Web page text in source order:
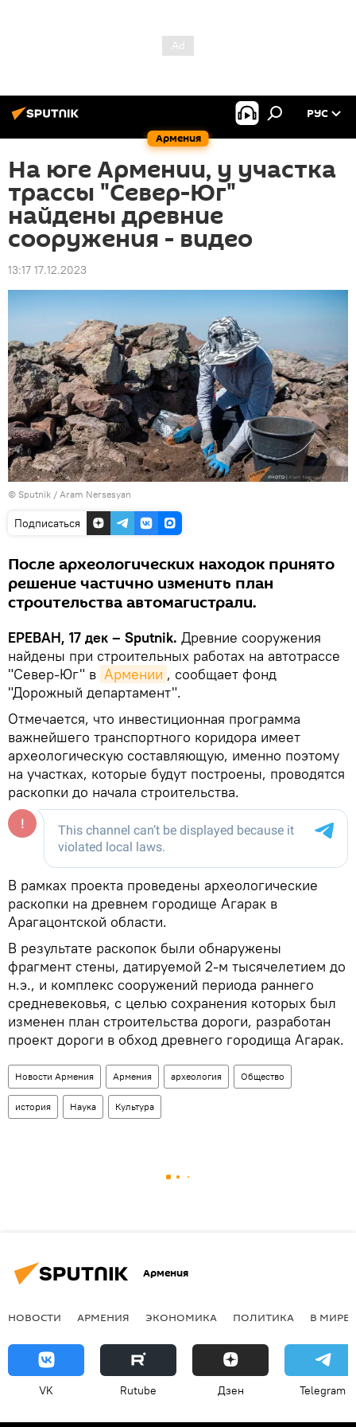
Армения
РУС
На юге Армении, у участка
трассы "Север-Юг"
найдены древние
сооружения - видео
13:17 17.12.2023
© Sputnik / Aram Nersesyan
Подписаться
После археологических находок принято
решение частично изменить план
строительства автомагистрали.
ЕРЕВАН, 17 дек – Sputnik. Древние сооружения
найдены при строительных работах на автотрассе
"Север-Юг" в Армении , сообщает фонд
"Дорожный департамент".
Отмечается, что инвестиционная программа
важнейшего транспортного коридора имеет
археологическую составляющую, именно поэтому
на участках, которые будут построены, проводятся
раскопки до начала строительства.
В рамках проекта проведены археологические
раскопки на древнем городище Агарак в
Арагацонтской области.
В результате раскопок были обнаружены
фрагмент стены, датируемой 2-м тысячелетием до
н.э., и комплекс сооружений периода раннего
средневековья, с целью сохранения которых был
изменен план строительства дороги, разработан
проект дороги в обход древнего городища Агарак.
Новости Армения Армения археология Общество
история Наука Культура
Армения
НОВОСТИ АРМЕНИЯ ЭКОНОМИКА ПОЛИТИКА В МИРЕ
VK Rutube Дзен Telegram